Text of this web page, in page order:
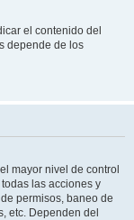
el contenido del
depende de los
mayor nivel de control
las acciones y
permisos, baneo de
etc. Dependen del